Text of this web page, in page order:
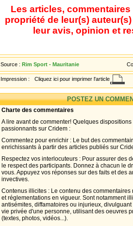
Les articles,
propriété de leur(s)
leur avis, opinion et
Source : Rim Sport - Mauritanie
Impression : Cliquez ici pour imprimer l'article
POSTEZ UN
Charte des commentaires
A lire avant de commenter! Quelques
passionnants sur Cridem :
Commentez pour enrichir : Le but des
enrichissants à partir des articles publiés sur
Respectez vos interlocuteurs : Pour assurer des
le respect des participants. Donnez à chacun le
vous. Appuyez vos réponses sur des faits et des
invectives.
Contenus illicites : Le contenu des
et réglementations en vigueur. Sont notamment
antisémites, diffamatoires ou injurieux,
vie privée d'une personne, utilisant des oeuvres
(textes, photos, vidéos...).